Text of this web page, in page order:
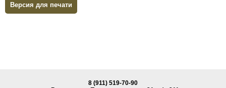
Версия для печати
8 (911) 519-70-90